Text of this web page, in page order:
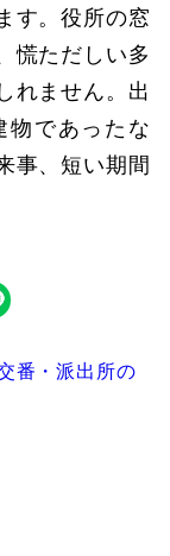
す。役所の窓
慌ただしい多
れません。出
であったな
事、短い期間
番・派出所の